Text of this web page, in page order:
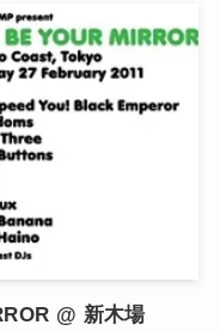
@ 新木場